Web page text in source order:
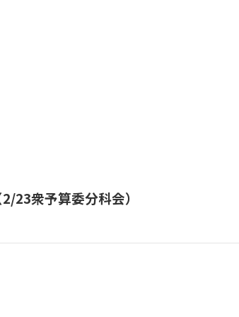
23衆予算委分科会）